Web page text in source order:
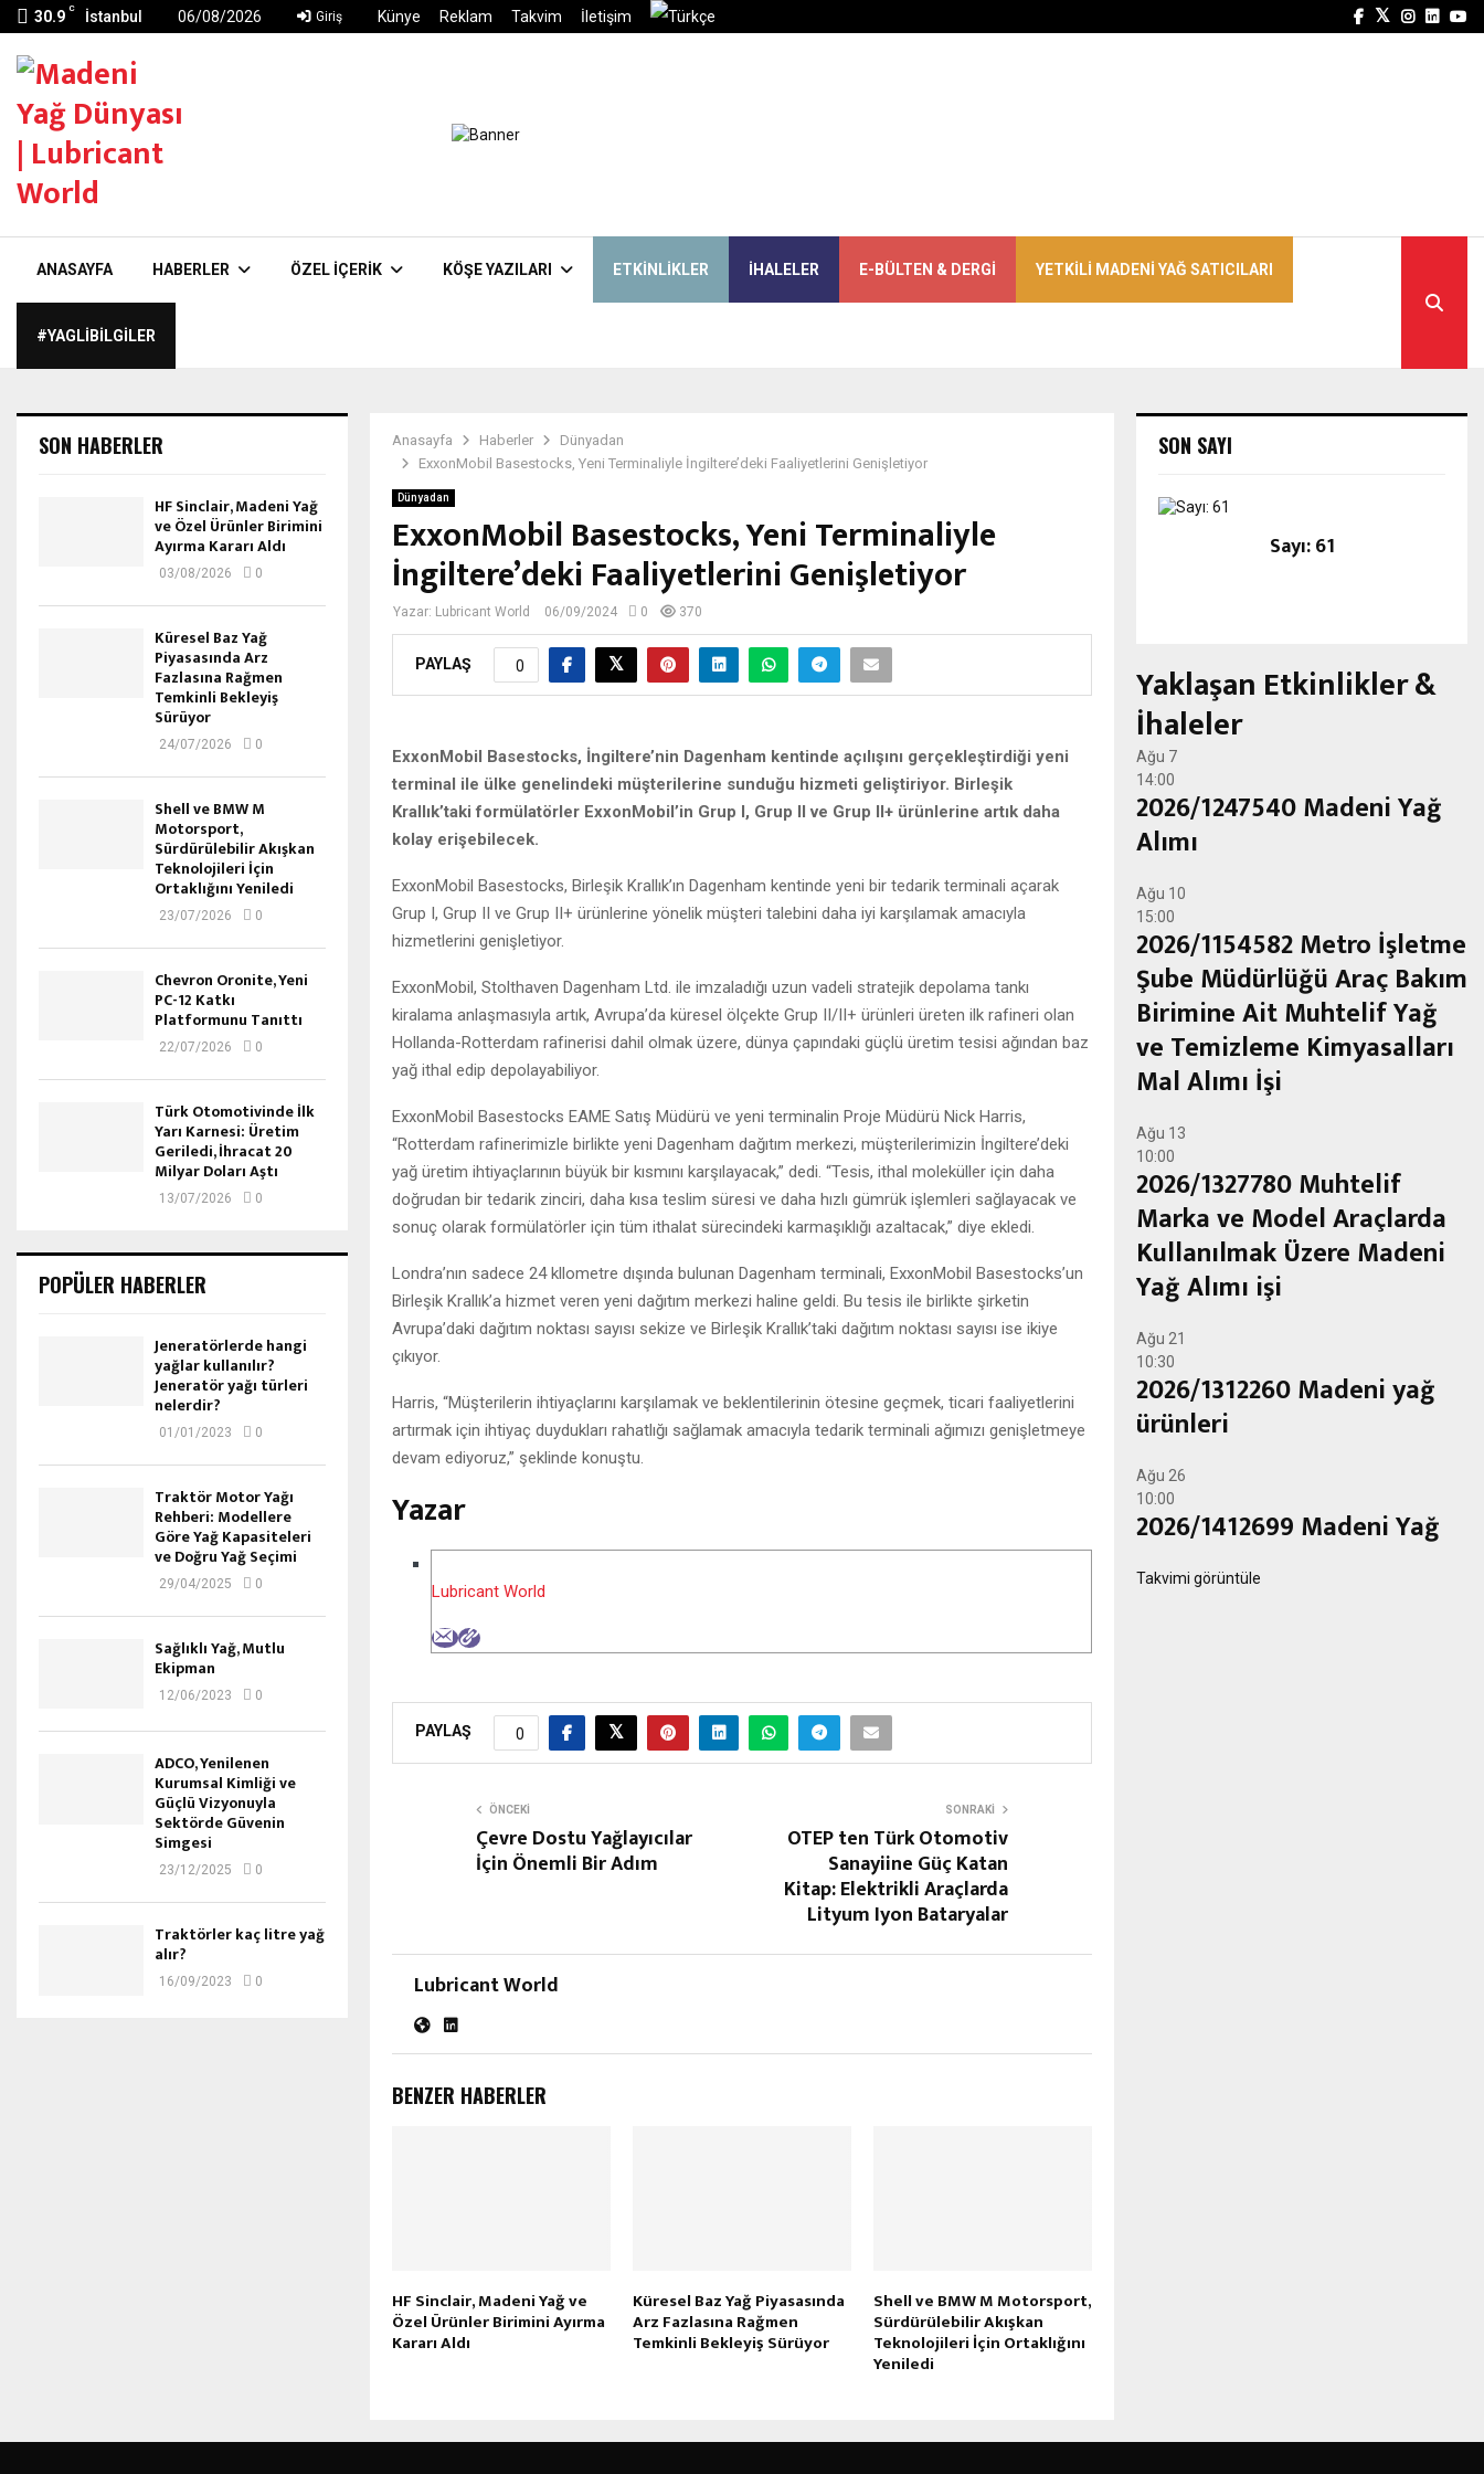
30.9 C İstanbul 06/08/2026 Giriş Künye Reklam Takvim İletişim Facebook
Twitter
Instagram
ANASAYFA HABERLER ÖZEL İÇERIK KÖŞE YAZILARI ETKINLIKLER İHALELER E-BÜLTEN & DERGI YETKILI MADENI YAĞ SATICILARI
#YAGLIBILGILER
Anasayfa Haberler
Dünyadan
ExxonMobil Basestocks, Yeni Terminaliyle İngiltere’deki Faaliyetlerini Genişletiyor
Dünyadan
ExxonMobil Basestocks, Yeni Terminaliyle
İngiltere’deki Faaliyetlerini Genişletiyor
Yazar: Lubricant World 06/09/2024 0 370
PAYLAŞ 0
ExxonMobil Basestocks, İngiltere’nin Dagenham kentinde açılışını gerçekleştirdiği yeni
terminal ile ülke genelindeki müşterilerine sunduğu hizmeti geliştiriyor. Birleşik
Krallık’taki formülatörler ExxonMobil’in Grup I, Grup II ve Grup II+ ürünlerine artık daha
kolay erişebilecek.
ExxonMobil Basestocks, Birleşik Krallık’ın Dagenham kentinde yeni bir tedarik terminali açarak
Grup I, Grup II ve Grup II+ ürünlerine yönelik müşteri talebini daha iyi karşılamak amacıyla
hizmetlerini genişletiyor.
ExxonMobil, Stolthaven Dagenham Ltd. ile imzaladığı uzun vadeli stratejik depolama tankı
kiralama anlaşmasıyla artık, Avrupa’da küresel ölçekte Grup II/II+ ürünleri üreten ilk rafineri olan
Hollanda-Rotterdam rafinerisi dahil olmak üzere, dünya çapındaki güçlü üretim tesisi ağından baz
yağ ithal edip depolayabiliyor.
ExxonMobil Basestocks EAME Satış Müdürü ve yeni terminalin Proje Müdürü Nick Harris,
“Rotterdam rafinerimizle birlikte yeni Dagenham dağıtım merkezi, müşterilerimizin İngiltere’deki
yağ üretim ihtiyaçlarının büyük bir kısmını karşılayacak,” dedi. “Tesis, ithal moleküller için daha
doğrudan bir tedarik zinciri, daha kısa teslim süresi ve daha hızlı gümrük işlemleri sağlayacak ve
sonuç olarak formülatörler için tüm ithalat sürecindeki karmaşıklığı azaltacak,” diye ekledi.
Londra’nın sadece 24 kllometre dışında bulunan Dagenham terminali, ExxonMobil Basestocks’un
Birleşik Krallık’a hizmet veren yeni dağıtım merkezi haline geldi. Bu tesis ile birlikte şirketin
Avrupa’daki dağıtım noktası sayısı sekize ve Birleşik Krallık’taki dağıtım noktası sayısı ise ikiye
çıkıyor.
Harris, “Müşterilerin ihtiyaçlarını karşılamak ve beklentilerinin ötesine geçmek, ticari faaliyetlerini
artırmak için ihtiyaç duydukları rahatlığı sağlamak amacıyla tedarik terminali ağımızı genişletmeye
devam ediyoruz,” şeklinde konuştu.
Yazar
Lubricant World
PAYLAŞ 0
ÖNCEKI
Çevre Dostu Yağlayıcılar
İçin Önemli Bir Adım
SONRAKI
OTEP ten Türk Otomotiv
Sanayiine Güç Katan
Kitap: Elektrikli Araçlarda
Lityum Iyon Bataryalar
Lubricant World
BENZER HABERLER
HF Sinclair, Madeni Yağ ve
Özel Ürünler Birimini Ayırma
Kararı Aldı
Küresel Baz Yağ Piyasasında
Arz Fazlasına Rağmen
Temkinli Bekleyiş Sürüyor
Shell ve BMW M Motorsport,
Sürdürülebilir Akışkan
Teknolojileri İçin Ortaklığını
Yeniledi
SON HABERLER
HF Sinclair, Madeni Yağ
ve Özel Ürünler Birimini
Ayırma Kararı Aldı
03/08/2026 0
Küresel Baz Yağ
Piyasasında Arz
Fazlasına Rağmen
Temkinli Bekleyiş
Sürüyor
24/07/2026 0
Shell ve BMW M
Motorsport,
Sürdürülebilir Akışkan
Teknolojileri İçin
Ortaklığını Yeniledi
23/07/2026 0
Chevron Oronite, Yeni
PC-12 Katkı
Platformunu Tanıttı
22/07/2026 0
Türk Otomotivinde İlk
Yarı Karnesi: Üretim
Geriledi, İhracat 20
Milyar Doları Aştı
13/07/2026 0
POPÜLER HABERLER
Jeneratörlerde hangi
yağlar kullanılır?
Jeneratör yağı türleri
nelerdir?
01/01/2023 0
Traktör Motor Yağı
Rehberi: Modellere
Göre Yağ Kapasiteleri
ve Doğru Yağ Seçimi
29/04/2025 0
Sağlıklı Yağ, Mutlu
Ekipman
12/06/2023 0
ADCO, Yenilenen
Kurumsal Kimliği ve
Güçlü Vizyonuyla
Sektörde Güvenin
Simgesi
23/12/2025 0
Traktörler kaç litre yağ
alır?
16/09/2023 0
SON SAYI
Sayı: 61
Yaklaşan Etkinlikler &
İhaleler
Ağu 7
14:00
2026/1247540 Madeni Yağ
Alımı
Ağu 10
15:00
2026/1154582 Metro İşletme
Şube Müdürlüğü Araç Bakım
Birimine Ait Muhtelif Yağ
ve Temizleme Kimyasalları
Mal Alımı İşi
Ağu 13
10:00
2026/1327780 Muhtelif
Marka ve Model Araçlarda
Kullanılmak Üzere Madeni
Yağ Alımı işi
Ağu 21
10:30
2026/1312260 Madeni yağ
ürünleri
Ağu 26
10:00
2026/1412699 Madeni Yağ
Takvimi görüntüle